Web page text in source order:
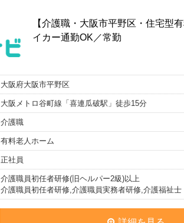
【介護職・大阪市平野区・住宅型
イカー通勤OK／常勤
大阪府大阪市平野区
大阪メトロ谷町線「喜連瓜破駅」徒歩15分
介護職
有料老人ホーム
正社員
介護職員初任者研修(旧ヘルパー2級)以上
介護職員初任者研修,介護職員実務者研修,介護福祉士